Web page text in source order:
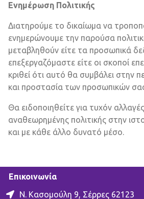
Ενημέρωση Πολιτικής
Διατηρούμε το δικαίωμα να
ενημερώνουμε την παρούσα
μεταβληθούν είτε τα προσωπικά
επεξεργαζόμαστε είτε οι σκοποί
κριθεί ότι αυτό θα συμβάλει στην
και προστασία των προσωπικών
Θα ειδοποιηθείτε για τυχόν
αναθεωρημένης πολιτικής στην
και με κάθε άλλο δυνατό μέσο.
Επικοινωνία
Ν. Κασομούλη 9, Σέρρες 62123